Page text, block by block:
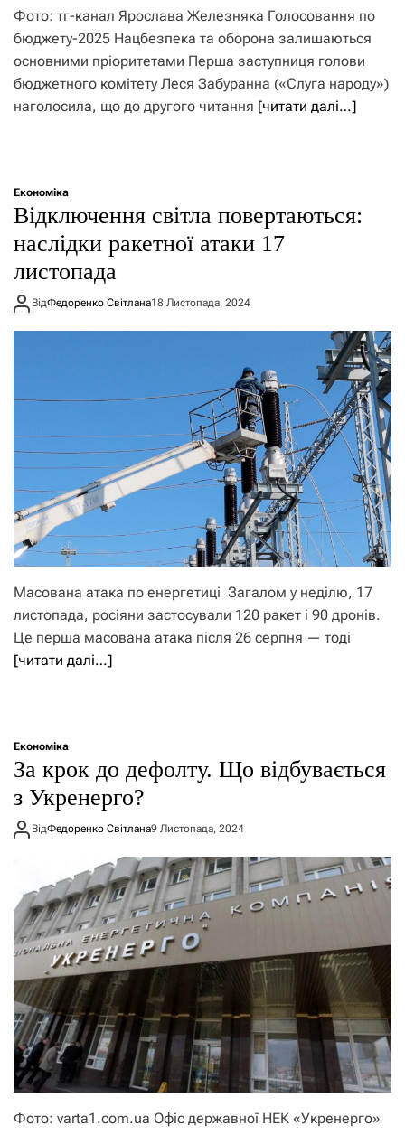
Фото: тг-канал Ярослава Железняка Голосовання по
бюджету-2025 Нацбезпека та оборона залишаються
основними пріоритетами Перша заступниця голови
бюджетного комітету Леся Забуранна («Слуга народу»)
наголосила, що до другого читання [читати далі…]
Економіка
Відключення світла повертаються:
наслідки ракетної атаки 17
листопада
ВідФедоренко Світлана18 Листопада, 2024
Масована атака по енергетиці Загалом у неділю, 17
листопада, росіяни застосували 120 ракет і 90 дронів.
Це перша масована атака після 26 серпня — тоді
[читати далі…]
Економіка
​​За крок до дефолту. Що відбувається
з Укренерго?
ВідФедоренко Світлана9 Листопада, 2024
Фото: varta1.com.ua Офіс державної НЕК «Укренерго»